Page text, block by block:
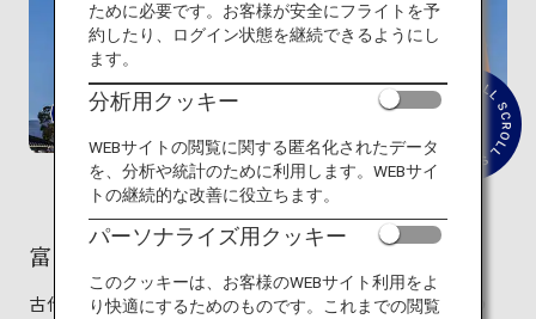
ANA サービス
富士山本宮浅間大社
古代から神の宿る場所として信仰を集めてきた日本一の
ために必要です。お客様が安全にフライトを予
約したり、ログイン状態を継続できるようにし
ます。
分析用クッキー
WEBサイトの閲覧に関する匿名化されたデータ
を、分析や統計のために利用します。WEBサイ
トの継続的な改善に役立ちます。
パーソナライズ用クッキー
このクッキーは、お客様のWEBサイト利用をよ
り快適にするためのものです。これまでの閲覧